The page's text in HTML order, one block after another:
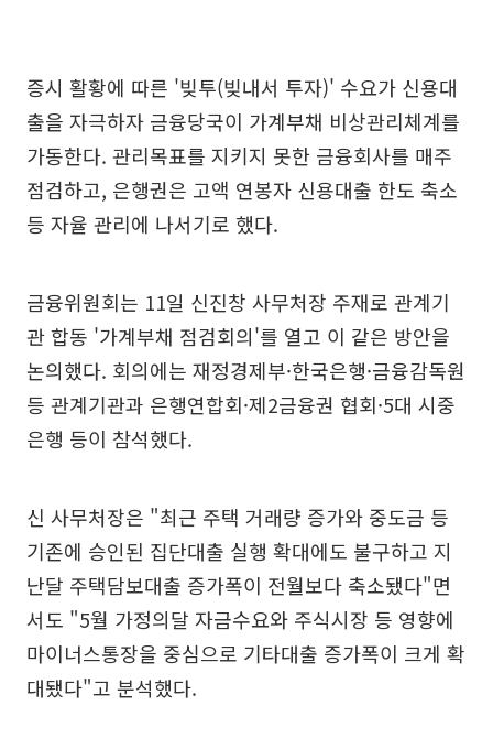
증시 활황에 따른 '빚투(빚내서 투자)' 수요가 신용대
출을 자극하자 금융당국이 가계부채 비상관리체계를
가동한다. 관리목표를 지키지 못한 금융회사를 매주
점검하고, 은행권은 고액 연봉자 신용대출 한도 축소
등 자율 관리에 나서기로 했다.
금융위원회는 11일 신진창 사무처장 주재로 관계기
관 합동 '가계부채 점검회의'를 열고 이 같은 방안을
논의했다. 회의에는 재정경제부·한국은행·금융감독원
등 관계기관과 은행연합회·제2금융권 협회·5대 시중
은행 등이 참석했다.
신 사무처장은 "최근 주택 거래량 증가와 중도금 등
기존에 승인된 집단대출 실행 확대에도 불구하고 지
난달 주택담보대출 증가폭이 전월보다 축소됐다"면
서도 "5월 가정의달 자금수요와 주식시장 등 영향에
마이너스통장을 중심으로 기타대출 증가폭이 크게 확
대됐다"고 분석했다.